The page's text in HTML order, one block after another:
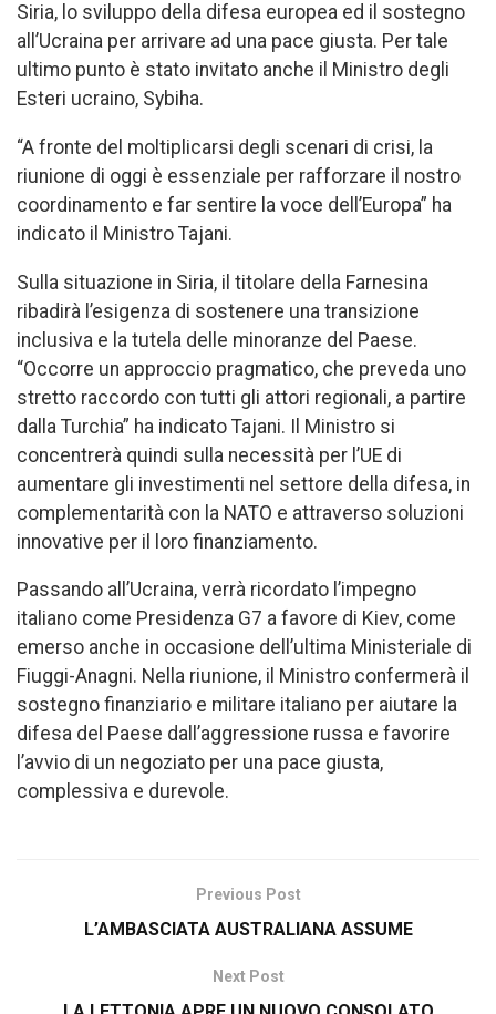
Siria, lo sviluppo della difesa europea ed il sostegno
all’Ucraina per arrivare ad una pace giusta. Per tale
ultimo punto è stato invitato anche il Ministro degli
Esteri ucraino, Sybiha.
“A fronte del moltiplicarsi degli scenari di crisi, la
riunione di oggi è essenziale per rafforzare il nostro
coordinamento e far sentire la voce dell’Europa” ha
indicato il Ministro Tajani.
Sulla situazione in Siria, il titolare della Farnesina
ribadirà l’esigenza di sostenere una transizione
inclusiva e la tutela delle minoranze del Paese.
“Occorre un approccio pragmatico, che preveda uno
stretto raccordo con tutti gli attori regionali, a partire
dalla Turchia” ha indicato Tajani. Il Ministro si
concentrerà quindi sulla necessità per l’UE di
aumentare gli investimenti nel settore della difesa, in
complementarità con la NATO e attraverso soluzioni
innovative per il loro finanziamento.
Passando all’Ucraina, verrà ricordato l’impegno
italiano come Presidenza G7 a favore di Kiev, come
emerso anche in occasione dell’ultima Ministeriale di
Fiuggi-Anagni. Nella riunione, il Ministro confermerà il
sostegno finanziario e militare italiano per aiutare la
difesa del Paese dall’aggressione russa e favorire
l’avvio di un negoziato per una pace giusta,
complessiva e durevole.
Previous Post
L’AMBASCIATA AUSTRALIANA ASSUME
Next Post